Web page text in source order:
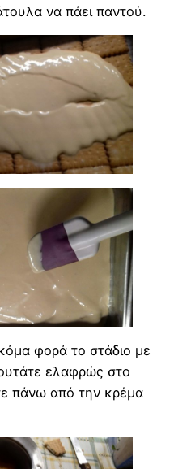
να πάει παντού.
φορά το στάδιο με
ελαφρώς στο
πάνω από την κρέμα